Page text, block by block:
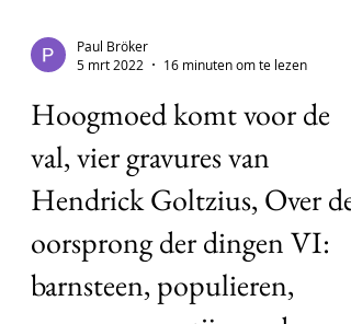
5 mrt 2022
16 minuten om te lezen
Hoogmoed komt voor de
val, vier gravures van
Hendrick Goltzius, Over de
oorsprong der dingen VI: